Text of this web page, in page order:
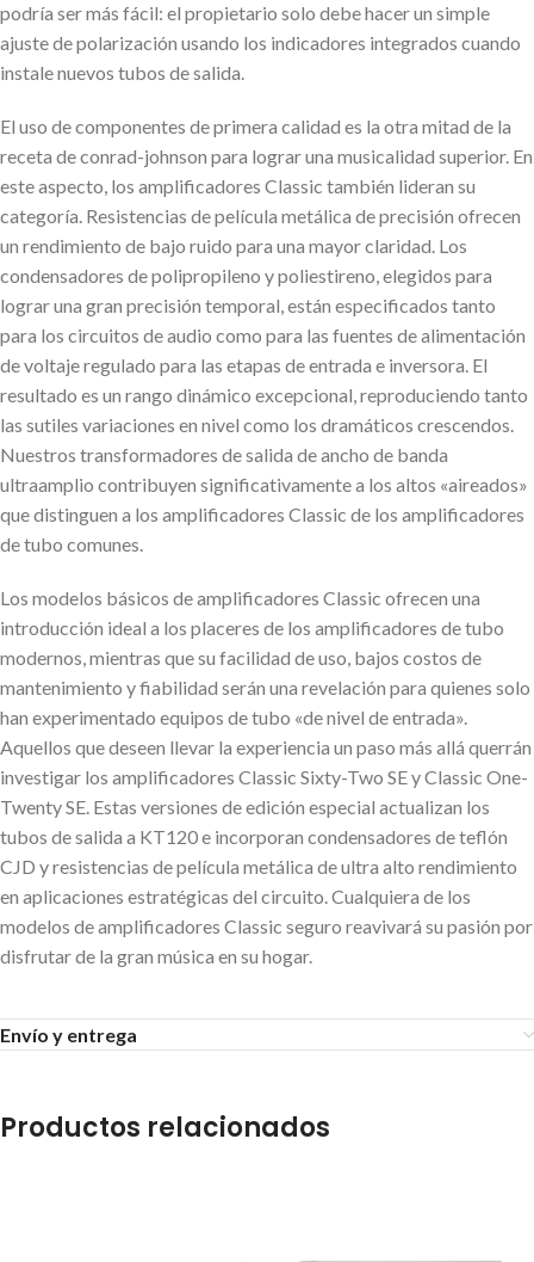
podría ser más fácil: el propietario solo debe hacer un simple
ajuste de polarización usando los indicadores integrados cuando
instale nuevos tubos de salida.
El uso de componentes de primera calidad es la otra mitad de la
receta de conrad-johnson para lograr una musicalidad superior. En
este aspecto, los amplificadores Classic también lideran su
categoría. Resistencias de película metálica de precisión ofrecen
un rendimiento de bajo ruido para una mayor claridad. Los
condensadores de polipropileno y poliestireno, elegidos para
lograr una gran precisión temporal, están especificados tanto
para los circuitos de audio como para las fuentes de alimentación
de voltaje regulado para las etapas de entrada e inversora. El
resultado es un rango dinámico excepcional, reproduciendo tanto
las sutiles variaciones en nivel como los dramáticos crescendos.
Nuestros transformadores de salida de ancho de banda
ultraamplio contribuyen significativamente a los altos «aireados»
que distinguen a los amplificadores Classic de los amplificadores
de tubo comunes.
Los modelos básicos de amplificadores Classic ofrecen una
introducción ideal a los placeres de los amplificadores de tubo
modernos, mientras que su facilidad de uso, bajos costos de
mantenimiento y fiabilidad serán una revelación para quienes solo
han experimentado equipos de tubo «de nivel de entrada».
Aquellos que deseen llevar la experiencia un paso más allá querrán
investigar los amplificadores Classic Sixty-Two SE y Classic One-
Twenty SE. Estas versiones de edición especial actualizan los
tubos de salida a KT120 e incorporan condensadores de teflón
CJD y resistencias de película metálica de ultra alto rendimiento
en aplicaciones estratégicas del circuito. Cualquiera de los
modelos de amplificadores Classic seguro reavivará su pasión por
disfrutar de la gran música en su hogar.
Envío y entrega
Productos relacionados